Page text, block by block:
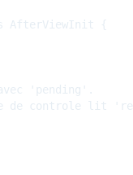
AfterViewInit {
'pending'.
de controle lit